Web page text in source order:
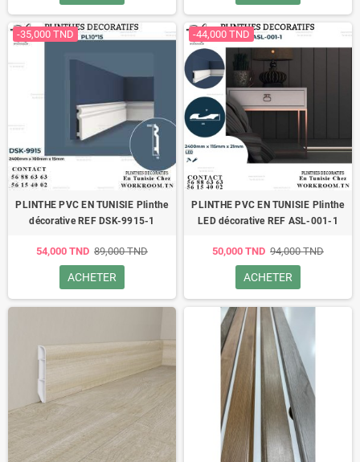
-35,000 TND
PLINTHE PVC EN TUNISIE Plinthe
décorative REF DSK-9915-1
54,000 TND 89,000 TND
ACHETER
-44,000 TND
PLINTHE PVC EN TUNISIE Plinthe
LED décorative REF ASL-001-1
50,000 TND 94,000 TND
ACHETER